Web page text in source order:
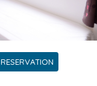
RESERVATION